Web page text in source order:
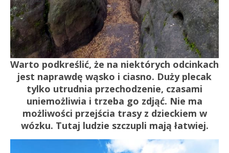
Warto podkreślić, że na niektórych odcinkach
jest naprawdę wąsko i ciasno. Duży plecak
tylko utrudnia przechodzenie, czasami
uniemożliwia i trzeba go zdjąć. Nie ma
możliwości przejścia trasy z dzieckiem w
wózku. Tutaj ludzie szczupli mają łatwiej.